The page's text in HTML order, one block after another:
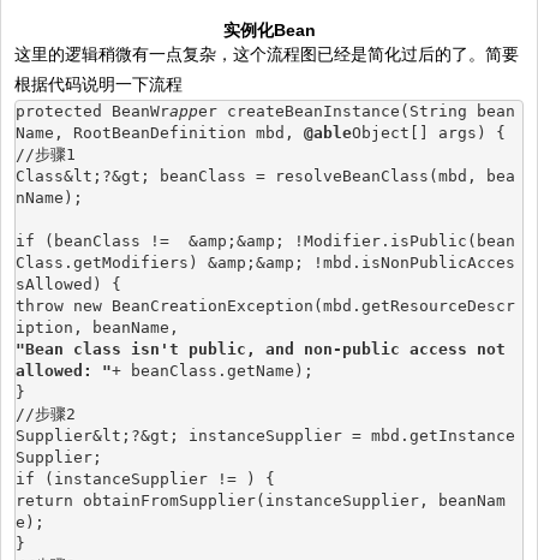
实例化Bean
这里的逻辑稍微有一点复杂，这个流程图已经是简化过后的了。简要
根据代码说明一下流程
protected BeanWrapper createBeanInstance(String bean
Name, RootBeanDefinition mbd, @ableObject[] args) {
//步骤1
Class&lt;?&gt; beanClass = resolveBeanClass(mbd, bea
nName);
if (beanClass !=  &amp;&amp; !Modifier.isPublic(bean
Class.getModifiers) &amp;&amp; !mbd.isNonPublicAcces
sAllowed) {
throw new BeanCreationException(mbd.getResourceDescr
iption, beanName,
"Bean class isn't public, and non-public access not
allowed: "+ beanClass.getName);
}
//步骤2
Supplier&lt;?&gt; instanceSupplier = mbd.getInstance
Supplier;
if (instanceSupplier != ) {
return obtainFromSupplier(instanceSupplier, beanNam
e);
}